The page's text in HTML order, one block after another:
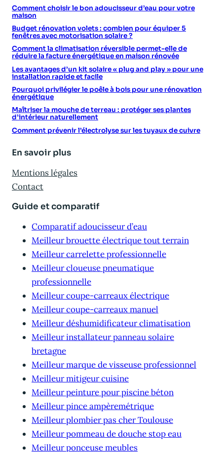
Comment choisir le bon adoucisseur d’eau pour votre
maison
Budget rénovation volets : combien pour équiper 5
fenêtres avec motorisation solaire ?
Comment la climatisation réversible permet-elle de
réduire la facture énergétique en maison rénovée
Les avantages d’un kit solaire « plug and play » pour une
installation rapide et facile
Pourquoi privilégier le poêle à bois pour une rénovation
énergétique
Maîtriser la mouche de terreau : protéger ses plantes
d’intérieur naturellement
Comment prévenir l’électrolyse sur les tuyaux de cuivre
En savoir plus
Mentions légales
Contact
Guide et comparatif
Comparatif adoucisseur d’eau
Meilleur brouette électrique tout terrain
Meilleur carrelette professionnelle
Meilleur cloueuse pneumatique
professionnelle
Meilleur coupe-carreaux électrique
Meilleur coupe-carreaux manuel
Meilleur déshumidificateur climatisation
Meilleur installateur panneau solaire
bretagne
Meilleur marque de visseuse professionnel
Meilleur mitigeur cuisine
Meilleur peinture pour piscine béton
Meilleur pince ampèremétrique
Meilleur plombier pas cher Toulouse
Meilleur pommeau de douche stop eau
Meilleur ponceuse meubles